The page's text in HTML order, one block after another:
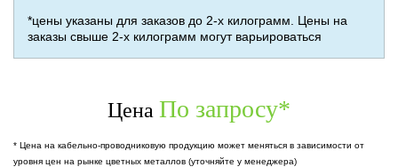
*цены указаны для заказов до 2-х килограмм. Цены на
заказы свыше 2-х килограмм могут варьироваться
Цена По запросу*
* Цена на кабельно-проводниковую продукцию может меняться в зависимости от
уровня цен на рынке цветных металлов (уточняйте у менеджера)